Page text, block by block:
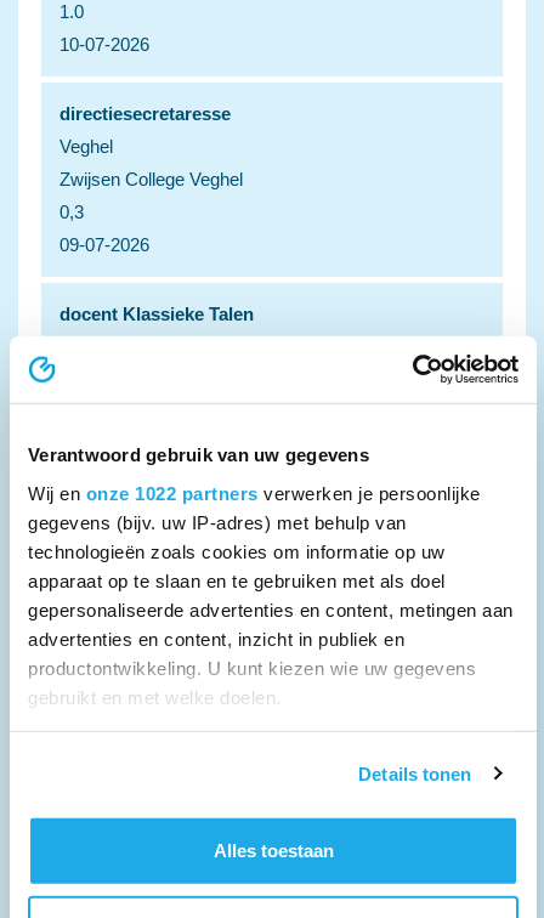
Verantwoord gebruik van uw gegevens
Wij en onze 1022 partners verwerken je persoonlijke
gegevens (bijv. uw IP-adres) met behulp van
technologieën zoals cookies om informatie op uw
apparaat op te slaan en te gebruiken met als doel
gepersonaliseerde advertenties en content, metingen aan
advertenties en content, inzicht in publiek en
productontwikkeling. U kunt kiezen wie uw gegevens
gebruikt en met welke doelen.
locatie, die tot een paar meter nauwkeurig kan zijn
Uw apparaat identificeren door het actief te
Details tonen
Alles toestaan
1.0
10-07-2026
directiesecretaresse
Veghel
Zwijsen College Veghel
0,3
09-07-2026
docent Klassieke Talen
08-07-2026
Enthousiaste docent Engels
Boxmeer
Mezzo Elzendaal Boxmeer
0,3 - 0,5
08-07-2026
0,8